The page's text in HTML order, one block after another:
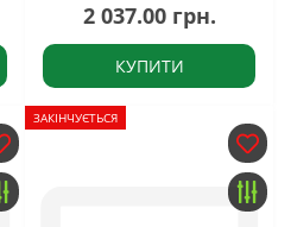
2 037.00 грн.
КУПИТИ
ЗАКІНЧУЄТЬСЯ